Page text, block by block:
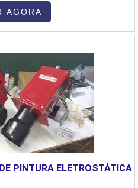
para estufas, fornos e
SOBRE QUEIMADOR PARA
AGORA
PINTURA ELETROSTÁTICA